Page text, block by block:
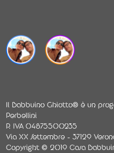
Il Babbuino Ghiotto® è un
Perbellini
P. IVA 04875500235
Via XX Settembre - 37129
Copyright © 2019 Casa